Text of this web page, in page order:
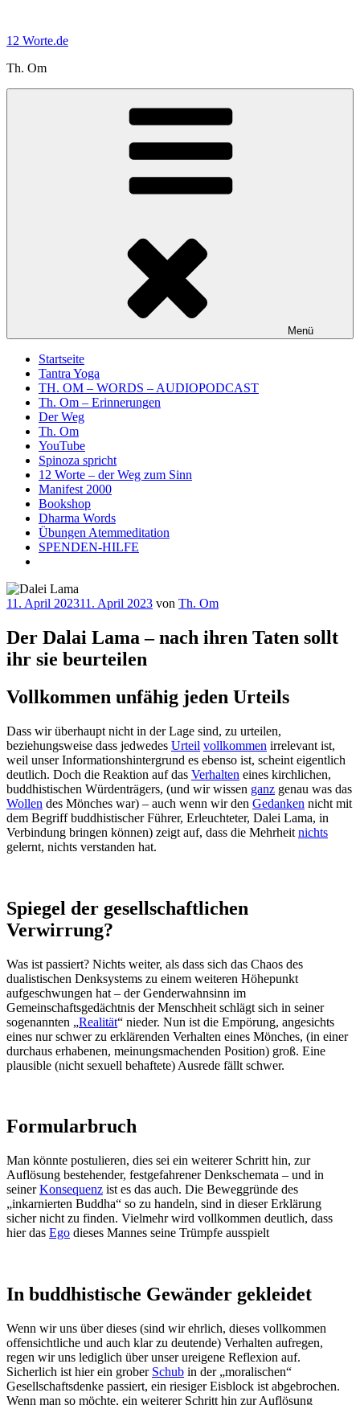
springen
12 Worte.de
Th. Om
Menü
Startseite
Tantra Yoga
TH. OM – WORDS – AUDIOPODCAST
Th. Om – Erinnerungen
Der Weg
Th. Om
YouTube
Spinoza spricht
12 Worte – der Weg zum Sinn
Manifest 2000
Bookshop
Dharma Words
Übungen Atemmeditation
SPENDEN-HILFE
Veröffentlicht
11. April 202311. April 2023 von Th. Om
Der Dalai Lama – nach ihren Taten sollt
ihr sie beurteilen
Vollkommen unfähig jeden Urteils
Dass wir überhaupt nicht in der Lage sind, zu urteilen,
beziehungsweise dass jedwedes Urteil vollkommen irrelevant ist,
weil unser Informationshintergrund es ebenso ist, scheint eigentlich
deutlich. Doch die Reaktion auf das Verhalten eines kirchlichen,
buddhistischen Würdenträgers, (und wir wissen ganz genau was das
Wollen des Mönches war) – auch wenn wir den Gedanken nicht mit
dem Begriff buddhistischer Führer, Erleuchteter, Dalei Lama, in
Verbindung bringen können) zeigt auf, dass die Mehrheit nichts
gelernt, nichts verstanden hat.
Spiegel der gesellschaftlichen
Verwirrung?
Was ist passiert? Nichts weiter, als dass sich das Chaos des
dualistischen Denksystems zu einem weiteren Höhepunkt
aufgeschwungen hat – der Genderwahnsinn im
Gemeinschaftsgedächtnis der Menschheit schlägt sich in seiner
sogenannten „Realität“ nieder. Nun ist die Empörung, angesichts
eines nur schwer zu erklärenden Verhalten eines Mönches, (in einer
durchaus erhabenen, meinungsmachenden Position) groß. Eine
plausible (nicht sexuell behaftete) Ausrede fällt schwer.
Formularbruch
Man könnte postulieren, dies sei ein weiterer Schritt hin, zur
Auflösung bestehender, festgefahrener Denkschemata – und in
seinerKonsequenz ist es das auch. Die Beweggründe des
„inkarnierten Buddha“ so zu handeln, sind in dieser Erklärung
sicher nicht zu finden. Vielmehr wird vollkommen deutlich, dass
hier das Ego dieses Mannes seine Trümpfe ausspielt
In buddhistische Gewänder gekleidet
Wenn wir uns über dieses (sind wir ehrlich, dieses vollkommen
offensichtliche und auch klar zu deutende) Verhalten aufregen,
regen wir uns lediglich über unser ureigene Reflexion auf.
Sicherlich ist hier ein grober Schub in der „moralischen“
Gesellschaftsdenke passiert, ein riesiger Eisblock ist abgebrochen.
Wenn man so möchte, ein weiterer Schritt hin zur Auflösung